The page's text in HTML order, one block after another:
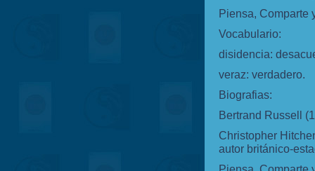
Piensa,
Vocabulario:
disidencia:
veraz: verdadero.
Biografias:
Bertrand Russell
Christopher
autor británico-